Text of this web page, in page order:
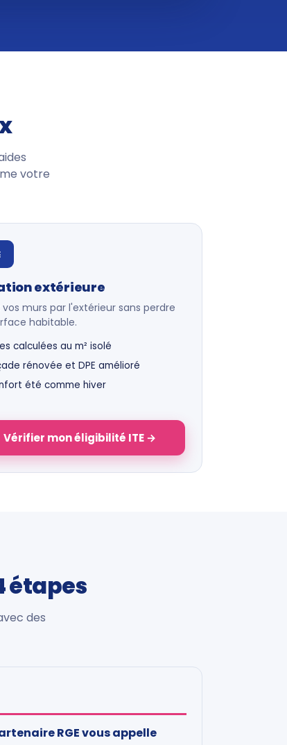
votre
extérieure
vos murs par l'extérieur sans perdre
habitable.
calculées au m² isolé
rénovée et DPE amélioré
été comme hiver
Vérifier mon éligibilité ITE →
étapes
des
RGE vous appelle